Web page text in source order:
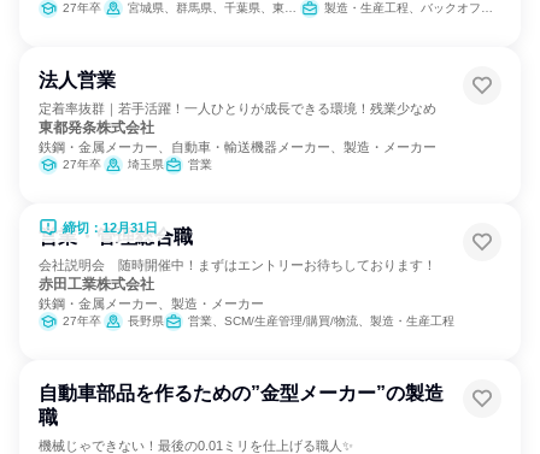
27年卒 宮城県、群馬県、千葉県、東京都、神奈川県 製造・生産工程、バックオフィス・事務・受付、SCM/生産管理/購買/物流、建築/土木/プラント専門職、商品企画
法人営業
定着率抜群｜若手活躍！一人ひとりが成長できる環境！残業少なめ
東都発条株式会社
鉄鋼・金属メーカー、自動車・輸送機器メーカー、製造・メーカー
27年卒 埼玉県 営業
締切：12月31日
営業・管理総合職
会社説明会 随時開催中！まずはエントリーお待ちしております！
赤田工業株式会社
鉄鋼・金属メーカー、製造・メーカー
27年卒 長野県 営業、SCM/生産管理/購買/物流、製造・生産工程
自動車部品を作るための”金型メーカー”の製造
職
機械じゃできない！最後の0.01ミリを仕上げる職人✨